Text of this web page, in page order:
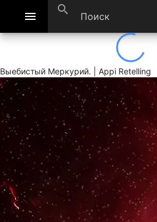
menu search
Выебистый Меркурий. | Appi Retelling